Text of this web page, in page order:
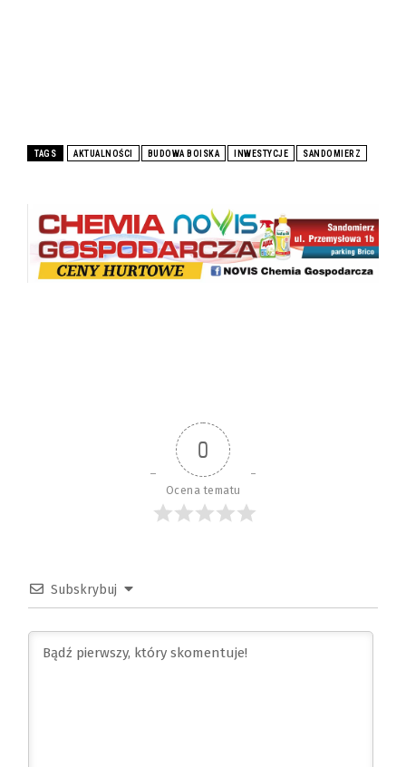
TAGS AKTUALNOŚCI BUDOWA BOISKA INWESTYCJE SANDOMIERZ
0
Ocena tematu
Subskrybuj